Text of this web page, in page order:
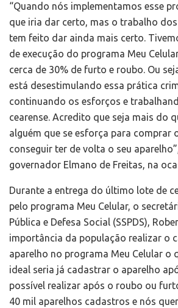
“Quando nós implementamos esse
que iria dar certo, mas o trabalho
tem feito dar ainda mais certo.
de execução do programa Meu
cerca de 30% de furto e roubo. Ou
está desestimulando essa prática
continuando os esforços e
cearense. Acredito que seja mais do
alguém que se esforça para comprar
conseguir ter de volta o seu
governador Elmano de Freitas, na
Durante a entrega do último lote de
pelo programa Meu Celular, o
Pública e Defesa Social (SSPDS),
importância da população realizar o
aparelho no programa Meu Celular o
ideal seria já cadastrar o aparelho
possível realizar após o roubo ou
40 mil aparelhos cadastros e nós